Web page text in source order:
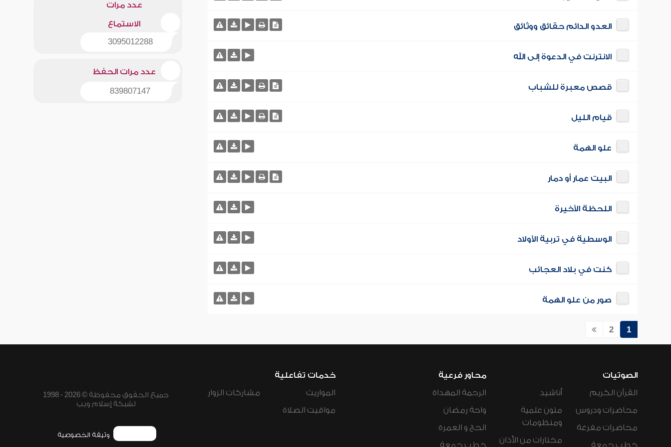
العدو الدائم حقائق ووثائق
الانترنت في الدعوة إلى الله
قصص معبرة للشباب
قيام الليل
علو الهمة
البيت عمار أو دمار
اللحظة الأخيرة
الوسطية في تربية الأولاد
كنت في بلاد العجائب
صور من علو الهمة
1
2
عدد مرات
الاستماع
3095012288
عدد مرات الحفظ
839807147
الصوتيات
القرآن الكريم
محاضرات ودروس
محاضرات مفرغة
خطب جمعة
أناشيد
متون علمية
ومنظومات
مختارات من الأذان
محاور فرعية
الرحمة المهداة
واحة رمضان
الحج و العمرة
خطب جمعة
خدمات تفاعلية
المواريث
مواقيت الصلاة
مشاركات الزوار
جميع الحقوق محفوظة © 2026 - 1998
لشبكة إسلام ويب
وثيقة الخصوصية